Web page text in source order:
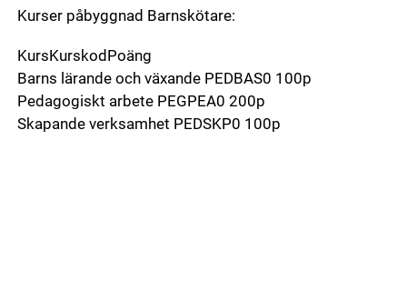
Kurser påbyggnad Barnskötare:
KursKurskodPoäng
Barns lärande och växande PEDBAS0 100p
Pedagogiskt arbete PEGPEA0 200p
Skapande verksamhet PEDSKP0 100p